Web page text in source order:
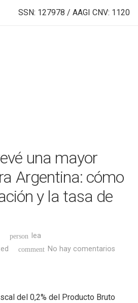
SSN: 127978 / AAGI CNV: 1120
una mayor
Argentina: cómo
y la tasa de
person lea
comment No hay comentarios
del 0,2% del Producto Bruto